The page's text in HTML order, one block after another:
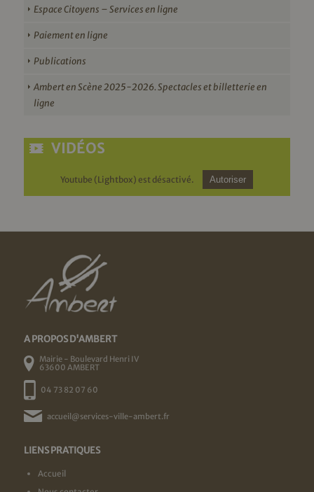
Espace Citoyens – Services en ligne
Paiement en ligne
Publications
Ambert en Scène 2025-2026. Spectacles et billetterie en
ligne
VIDÉOS
Youtube (Lightbox) est désactivé. Autoriser
A PROPOS D'AMBERT
Mairie - Boulevard Henri IV
63600 AMBERT
04 73 82 07 60
accueil@services-ville-ambert.fr
LIENS PRATIQUES
Accueil